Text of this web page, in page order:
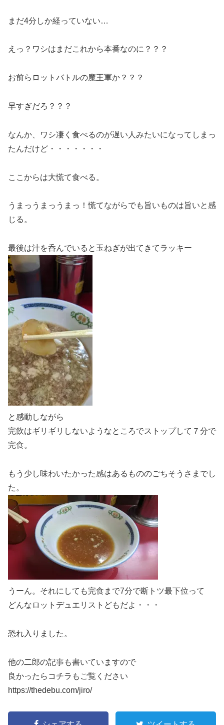
まだ4分しか経っていない…
えっ？ワシはまだこれから本番なのに？？？
お前らロットバトルの魔王軍か？？？
早すぎだろ？？？
なんか、ワシ凄く食べるのが遅い人みたいになってしまっ
たんだけど・・・・・・・
ここからは大慌て食べる。
うまっうまっうまっ！慌てながらでも旨いものは旨いと感
じる。
最後は汁を呑んでいると玉ねぎが出てきてラッキー
と感動しながら
完飲はギリギリしないようなところでストップして７分で
完食。
もう少し味わいたかった感はあるもののごちそうさまでし
た。
うーん。それにしても完食まで7分で断トツ最下位って
どんなロットデュエリストどもだよ・・・
恐れ入りました。
他の二郎の記事も書いていますので
良かったらコチラもご覧ください
https://thedebu.com/jiro/